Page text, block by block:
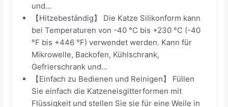
und...
【Hitzebeständig】 Die Katze Silikonform kann
bei Temperaturen von -40 °C bis +230 °C (-40
°F bis +446 °F) verwendet werden. Kann für
Mikrowelle, Backofen, Kühlschrank,
Gefrierschrank und...
【Einfach zu Bedienen und Reinigen】 Füllen
Sie einfach die Katzeneisgitterformen mit
Flüssigkeit und stellen Sie sie für eine Weile in